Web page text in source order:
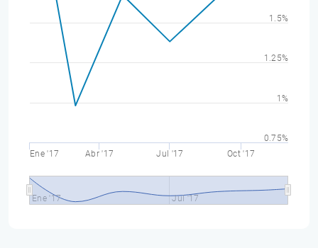
Ene '17 Abr '17 Jul '17 Oct '17
Ene '17 Jul '17
0.75%
1%
1.25%
1.5%